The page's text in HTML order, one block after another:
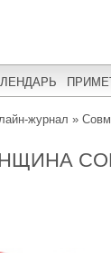
журнал »